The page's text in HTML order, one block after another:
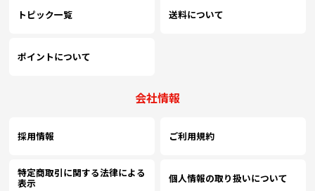
トピック一覧 送料について
ポイントについて
会社情報
採用情報 ご利用規約
特定商取引に関する法律による
表示
個人情報の取り扱いについて